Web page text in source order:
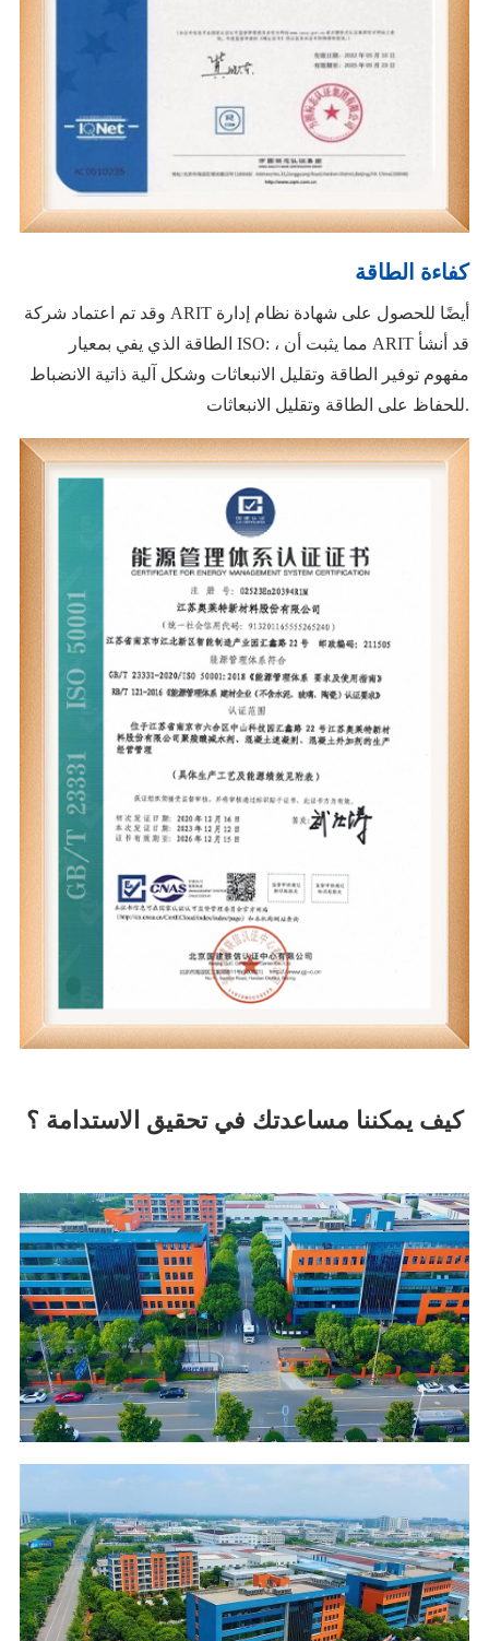
كفاءة الطاقة
وقد تم اعتماد شركة ARIT أيضًا للحصول على شهادة نظام إدارة
الطاقة الذي يفي بمعيار ISO: ، مما يثبت أن ARIT قد أنشأ
مفهوم توفير الطاقة وتقليل الانبعاثات وشكل آلية ذاتية الانضباط
للحفاظ على الطاقة وتقليل الانبعاثات.
كيف يمكننا مساعدتك في تحقيق الاستدامة ؟